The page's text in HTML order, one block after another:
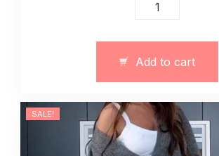
krótką
marynarką
quantity
Add to cart
SALE!